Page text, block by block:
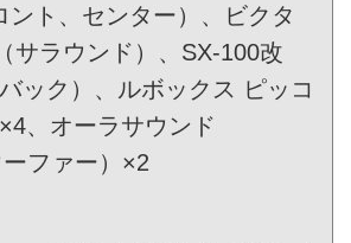
ント、センター）、ビクタ
サラウンド）、SX-100改
ック）、ルボックス ピッコ
、オーラサウンド
ファー）×2